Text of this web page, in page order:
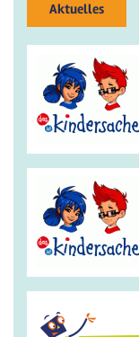
Aktuelles